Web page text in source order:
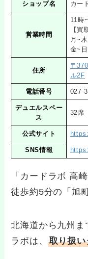
ショップ名 カー
営業時間
11時
【買
月~
金~
住所
〒
ル2F
電話番号 027-
デュエルスペー
ス
32席
公式サイト
SNS情報
「カードラボ 高
徒歩約5分の「旭
北海道から九州ま
ラボは、 取り扱